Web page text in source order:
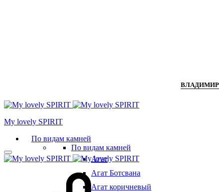
ВЛАДИМИР
Мy lovely SPIRIT
По видам камней
По видам камней
Агат
Агат Ботсвана
Агат коричневый